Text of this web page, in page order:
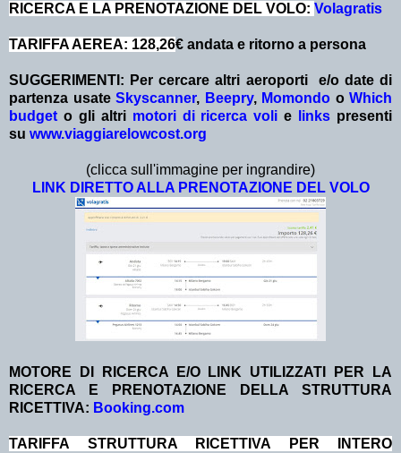
RICERCA E LA PRENOTAZIONE DEL VOLO: Volagratis
TARIFFA AEREA: 128,26€ andata e ritorno a persona
SUGGERIMENTI: Per cercare altri aeroporti e/o date di
partenza usate Skyscanner, Beepry, Momondo o Which
budget o gli altri motori di ricerca voli e links presenti
su www.viaggiarelowcost.org
(clicca sull'immagine per ingrandire)
LINK DIRETTO ALLA PRENOTAZIONE DEL VOLO
MOTORE DI RICERCA E/O LINK UTILIZZATI PER LA
RICERCA E PRENOTAZIONE DELLA STRUTTURA
RICETTIVA: Booking.com
TA RIFFA STRUTTURA RICETTIVA PER INTERO